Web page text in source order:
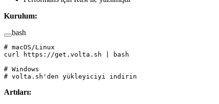
Kurulum:
bash
# macOS/Linux
curl https://get.volta.sh
bash
# Windows
# volta.sh'den yükleyiciyi indirin
Artıları: